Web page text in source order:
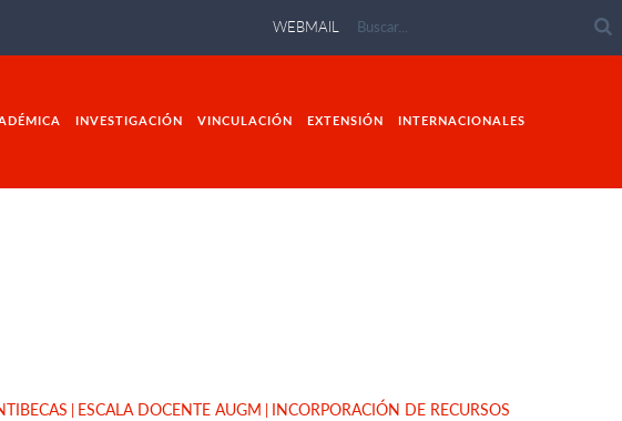
WEBMAIL
INVESTIGACIÓN VINCULACIÓN EXTENSIÓN INTERNACIONALES
ESCALA DOCENTE AUGM
INCORPORACIÓN DE RECURSOS